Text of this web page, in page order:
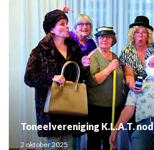
Toneelvereniging K.L.A.T.
2 oktober 2025